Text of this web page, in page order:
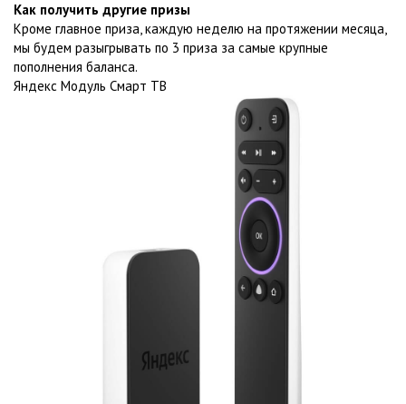
Как получить другие призы
Кроме главное приза, каждую неделю на протяжении месяца,
мы будем разыгрывать по 3 приза за самые крупные
пополнения баланса.
Яндекс Модуль Смарт ТВ